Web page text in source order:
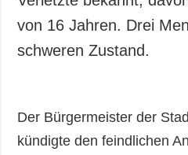
Interview
Fotos
von 16 Jahren. Drei
schweren Zustand.
Der Bürgermeister der
kündigte den feindlichen